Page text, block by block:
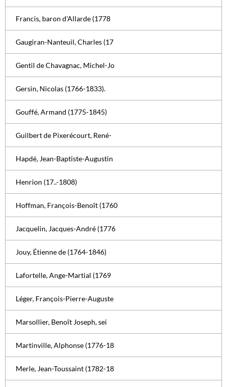
Francis, baron d'Allarde (1778
Gaugiran-Nanteuil, Charles (17
Gentil de Chavagnac, Michel-Jo
Gersin, Nicolas (1766-1833).
Gouffé, Armand (1775-1845)
Guilbert de Pixerécourt, René-
Hapdé, Jean-Baptiste-Augustin
Henrion (17..-1808)
Hoffman, François-Benoît (1760
Jacquelin, Jacques-André (1776
Jouy, Étienne de (1764-1846)
Lafortelle, Ange-Martial (1769
Léger, François-Pierre-Auguste
Marsollier, Benoît Joseph, sei
Martinville, Alphonse (1776-18
Merle, Jean-Toussaint (1782-18